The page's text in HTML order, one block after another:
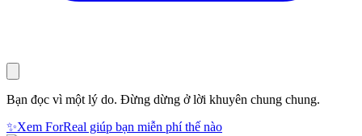
Bạn đọc vì một lý do. Đừng dừng ở lời khuyên chung chung.
✨Xem ForReal giúp bạn miễn phí thế nào